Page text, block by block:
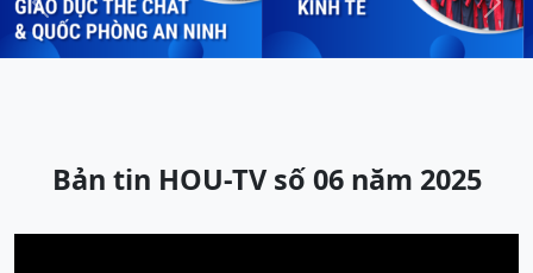
Previous Next
Bản tin HOU-TV số 06 năm 2025